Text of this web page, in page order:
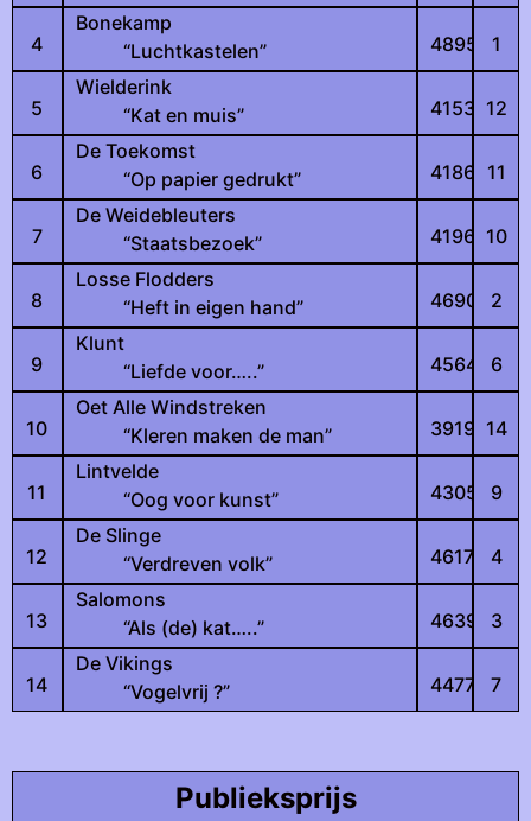
4
Bonekamp
“Luchtkastelen”
4895 1
5
Wielderink
“Kat en muis”
4153 12
6
De Toekomst
“Op papier gedrukt”
4186 11
7
De Weidebleuters
“Staatsbezoek”
4196 10
8
Losse Flodders
“Heft in eigen hand”
4690 2
9
Klunt
“Liefde voor…..”
4564 6
10
Oet Alle Windstreken
“Kleren maken de man”
3919 14
11
Lintvelde
“Oog voor kunst”
4305 9
12
De Slinge
“Verdreven volk”
4617 4
13
Salomons
“Als (de) kat…..”
4639 3
14
De Vikings
“Vogelvrij ?”
4477 7
Publieksprijs